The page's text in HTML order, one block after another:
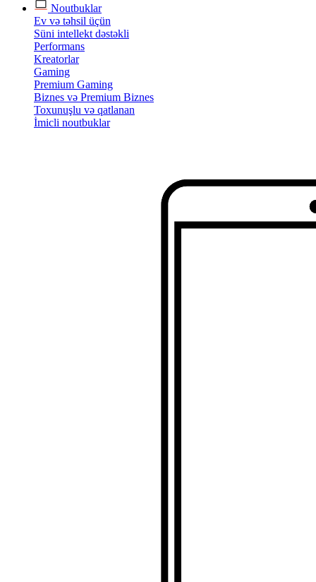
Noutbuklar
Ev və təhsil üçün
Süni intellekt dəstəkli
Performans
Kreatorlar
Gaming
Premium Gaming
Biznes və Premium Biznes
Toxunuşlu və qatlanan
İmicli noutbuklar